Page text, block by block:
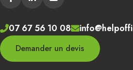
07 67 56 10 08
Demander un devis